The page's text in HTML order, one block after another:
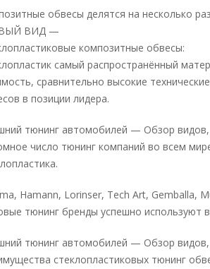
обвесы делятся на несколько
ВИД —
композитные обвесы:
самый распространённый
сравнительно высокие
в позиции лидера.
тюнинг автомобилей — Обзор видов,
число тюнинг компаний во всем
Hamann, Lorinser, Tech Art, Gemballa,
тюнинг бренды успешно используют
тюнинг автомобилей — Обзор видов,
стеклопластиковых тюнинг